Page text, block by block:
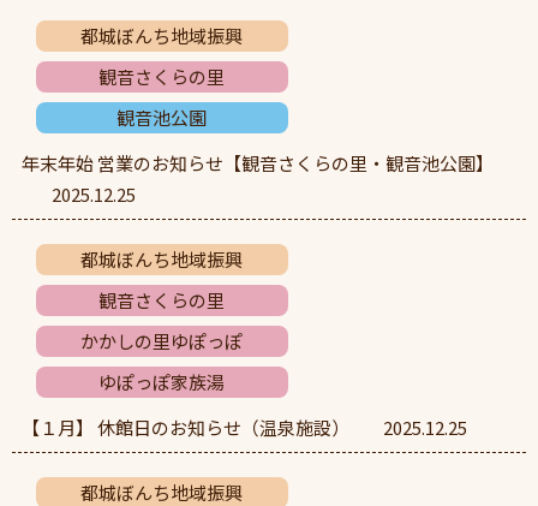
都城ぼんち地域振興
観音さくらの里
観音池公園
年末年始 営業のお知らせ【観音さくらの里・観音池公園】
2025.12.25
都城ぼんち地域振興
観音さくらの里
かかしの里ゆぽっぽ
ゆぽっぽ家族湯
【１月】 休館日のお知らせ（温泉施設）
2025.12.25
都城ぼんち地域振興